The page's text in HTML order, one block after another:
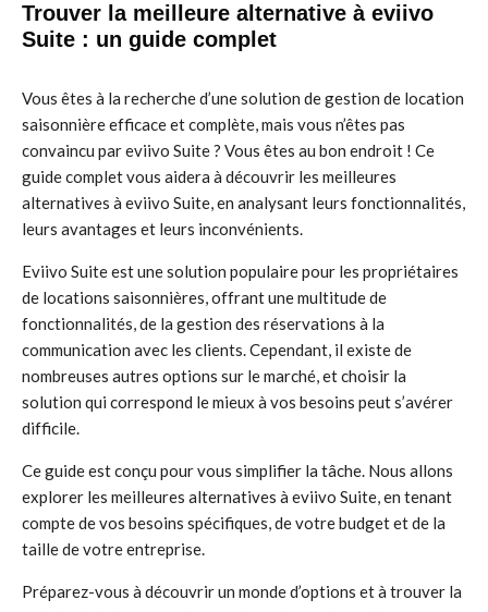
Trouver la meilleure alternative à eviivo
Suite : un guide complet
Vous êtes à la recherche d’une solution de gestion de location
saisonnière efficace et complète, mais vous n’êtes pas
convaincu par eviivo Suite ? Vous êtes au bon endroit ! Ce
guide complet vous aidera à découvrir les meilleures
alternatives à eviivo Suite, en analysant leurs fonctionnalités,
leurs avantages et leurs inconvénients.
Eviivo Suite est une solution populaire pour les propriétaires
de locations saisonnières, offrant une multitude de
fonctionnalités, de la gestion des réservations à la
communication avec les clients. Cependant, il existe de
nombreuses autres options sur le marché, et choisir la
solution qui correspond le mieux à vos besoins peut s’avérer
difficile.
Ce guide est conçu pour vous simplifier la tâche. Nous allons
explorer les meilleures alternatives à eviivo Suite, en tenant
compte de vos besoins spécifiques, de votre budget et de la
taille de votre entreprise.
Préparez-vous à découvrir un monde d’options et à trouver la